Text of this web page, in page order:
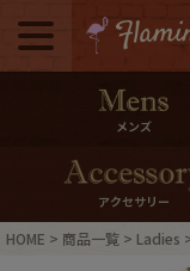
メニュー
メンズ
アクセサリー
HOME 商品一覧 Ladies